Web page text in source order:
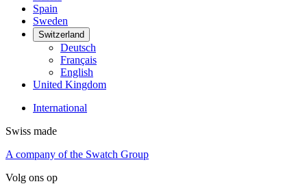
Spain
Sweden
Switzerland
Deutsch
Français
English
United Kingdom
International
Swiss made
A company of the Swatch Group
Volg ons op